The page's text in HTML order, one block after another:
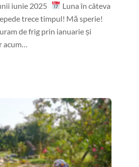
iunie 2025
Luna în câteva
trece timpul! Mă sperie!
de frig prin ianuarie și